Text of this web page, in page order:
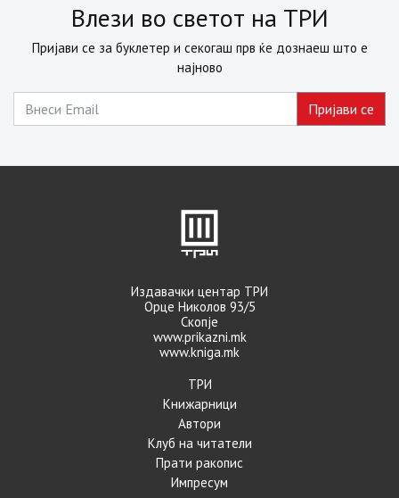
Влези во светот на ТРИ
Пријави се за буклетер и секогаш прв ќе дознаеш што е
најново
Издавачки центар ТРИ
Орце Николов 93/5
Скопје
www.prikazni.mk
www.kniga.mk
ТРИ
Книжарници
Автори
Клуб на читатели
Прати ракопис
Импресум